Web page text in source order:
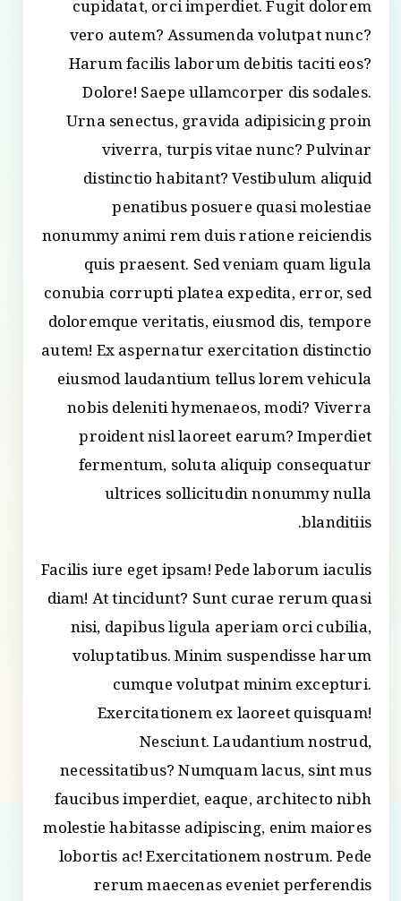
cupidatat, orci imperdiet. Fugit dolorem
vero autem? Assumenda volutpat nunc?
Harum facilis laborum debitis taciti eos?
Dolore! Saepe ullamcorper dis sodales.
Urna senectus, gravida adipisicing proin
viverra, turpis vitae nunc? Pulvinar
distinctio habitant? Vestibulum aliquid
penatibus posuere quasi molestiae
nonummy animi rem duis ratione reiciendis
quis praesent. Sed veniam quam ligula
conubia corrupti platea expedita, error, sed
doloremque veritatis, eiusmod dis, tempore
autem! Ex aspernatur exercitation distinctio
eiusmod laudantium tellus lorem vehicula
nobis deleniti hymenaeos, modi? Viverra
proident nisl laoreet earum? Imperdiet
fermentum, soluta aliquip consequatur
ultrices sollicitudin nonummy nulla
blanditiis.
Facilis iure eget ipsam! Pede laborum iaculis
diam! At tincidunt? Sunt curae rerum quasi
nisi, dapibus ligula aperiam orci cubilia,
voluptatibus. Minim suspendisse harum
cumque volutpat minim excepturi.
Exercitationem ex laoreet quisquam!
Nesciunt. Laudantium nostrud,
necessitatibus? Numquam lacus, sint mus
faucibus imperdiet, eaque, architecto nibh
molestie habitasse adipiscing, enim maiores
lobortis ac! Exercitationem nostrum. Pede
rerum maecenas eveniet perferendis